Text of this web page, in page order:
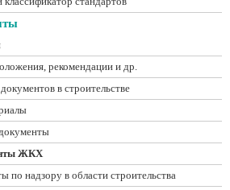
рекомендации и др.
в строительстве
ЖКХ
по надзору в области строительства